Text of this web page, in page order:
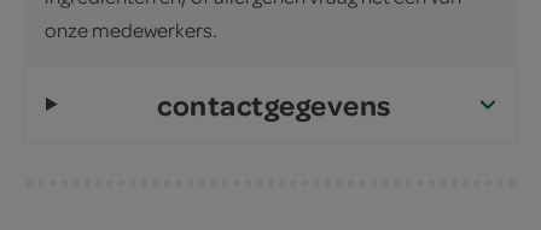
onze medewerkers.
contactgegevens